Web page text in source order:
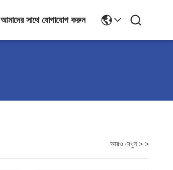
আমাদের সাথে যোগাযোগ করুন
আরও দেখুন > >